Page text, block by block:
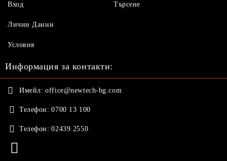
Вход Търсене
Лични Данни
Условия
Информация за контакти:
Имейл: office@newtech-bg.com
Телефон: 0700 13 100
Телефон: 02439 2550